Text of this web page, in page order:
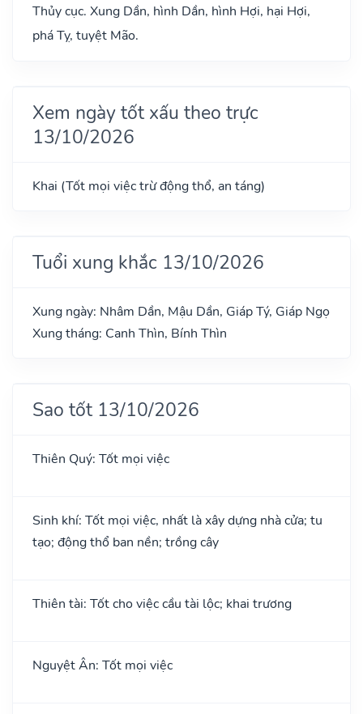
Thủy cục. Xung Dần, hình Dần, hình Hợi, hại Hợi,
phá Tỵ, tuyệt Mão.
Xem ngày tốt xấu theo trực
13/10/2026
Khai (Tốt mọi việc trừ động thổ, an táng)
Tuổi xung khắc 13/10/2026
Xung ngày: Nhâm Dần, Mậu Dần, Giáp Tý, Giáp Ngọ
Xung tháng: Canh Thìn, Bính Thìn
Sao tốt 13/10/2026
Thiên Quý: Tốt mọi việc
Sinh khí: Tốt mọi việc, nhất là xây dựng nhà cửa; tu
tạo; động thổ ban nền; trồng cây
Thiên tài: Tốt cho việc cầu tài lộc; khai trương
Nguyệt Ân: Tốt mọi việc